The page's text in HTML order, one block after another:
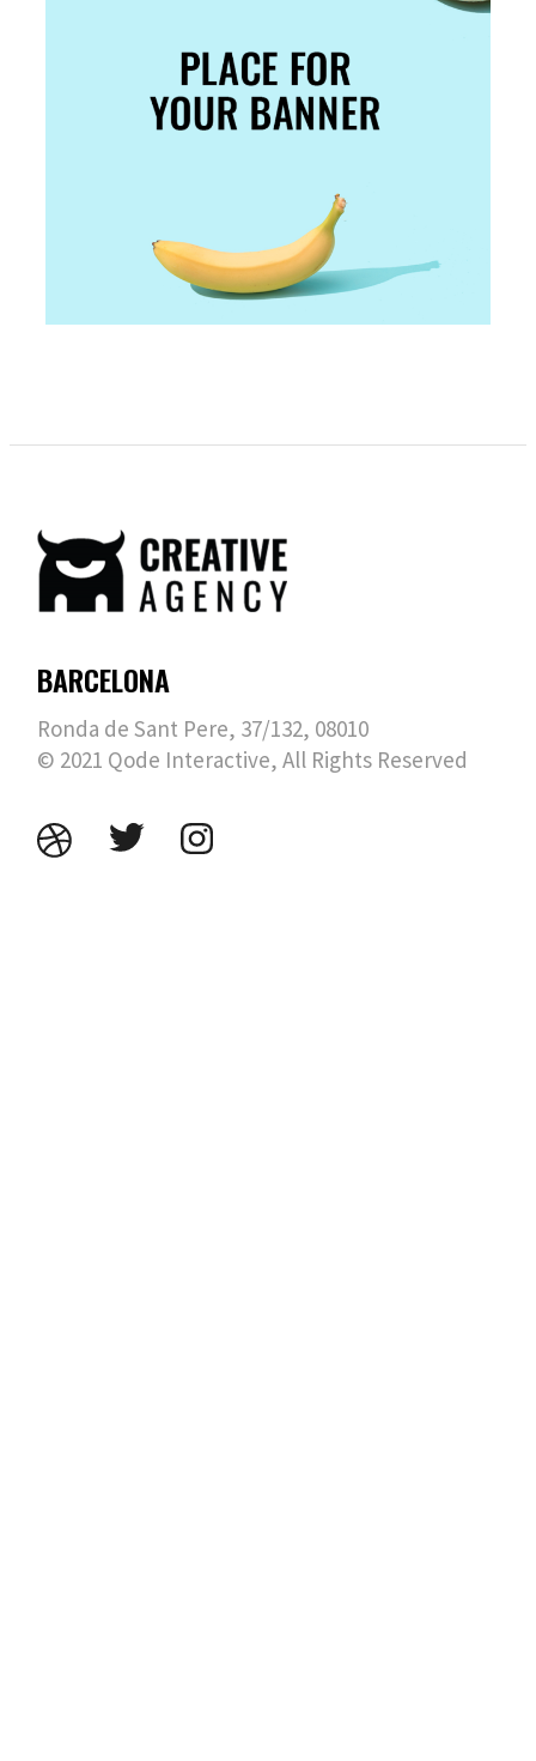
BARCELONA
Ronda de Sant Pere, 37/132, 08010
© 2021 Qode Interactive, All Rights Reserved